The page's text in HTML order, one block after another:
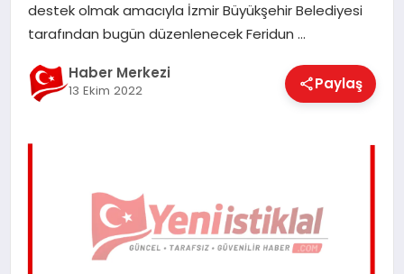
EKONOMI
MAGAZIN
destek olmak amacıyla İzmir Büyükşehir Belediyesi
tarafından bugün düzenlenecek Feridun …
Haber Merkezi
13 Ekim 2022 Paylaş